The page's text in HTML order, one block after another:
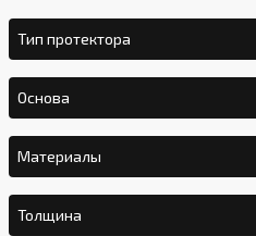
Тип протектора
Основа
Материалы
Толщина